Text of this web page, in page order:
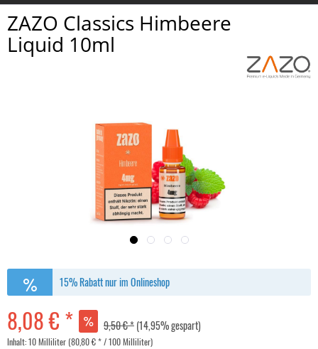
ZAZO Classics Himbeere
Liquid 10ml
15% Rabatt nur im Onlineshop
8,08 € * 9,50 € *(14,95% gespart)
Inhalt:10 Milliliter (80,80 € * / 100 Milliliter)